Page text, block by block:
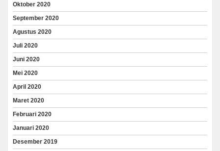
Oktober 2020
September 2020
Agustus 2020
Juli 2020
Juni 2020
Mei 2020
April 2020
Maret 2020
Februari 2020
Januari 2020
Desember 2019